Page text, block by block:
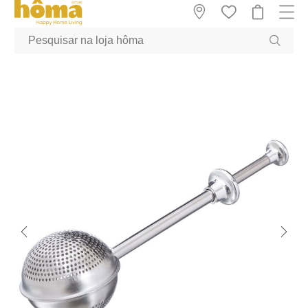
GTM-MFRK69Z true